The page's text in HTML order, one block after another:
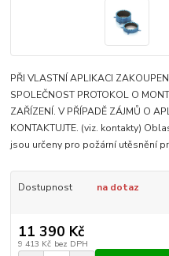
PŘI VLASTNÍ APLIKACI
SPOLEČNOST PROTOKOL O
ZAŘÍZENÍ. V PŘÍPADĚ ZÁJMŮ O
KONTAKTUJTE. (viz. kontakty)
jsou určeny pro požární utěsnění
Dostupnost na dotaz
11 390 Kč
9 413 Kč bez DPH